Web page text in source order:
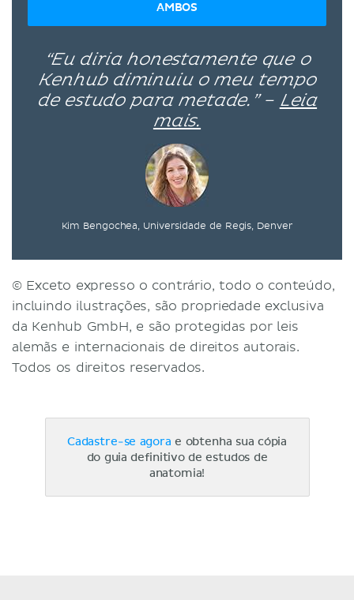
AMBOS
“Eu diria honestamente que o
Kenhub diminuiu o meu tempo
de estudo para metade.” – Leia
mais.
Kim Bengochea, Universidade de Regis, Denver
© Exceto expresso o contrário, todo o conteúdo,
incluindo ilustrações, são propriedade exclusiva
da Kenhub GmbH, e são protegidas por leis
alemãs e internacionais de direitos autorais.
Todos os direitos reservados.
Cadastre-se agora e obtenha sua cópia
do guia definitivo de estudos de
anatomia!